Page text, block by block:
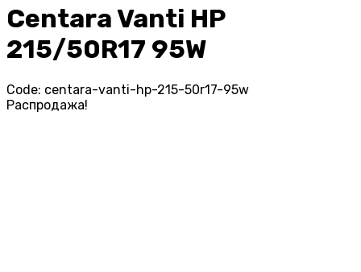
Centara Vanti HP
215/50R17 95W
Code: centara-vanti-hp-215-50r17-95w
Распродажа!